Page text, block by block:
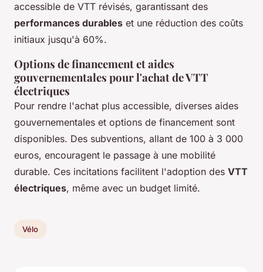
accessible de VTT révisés, garantissant des
performances durables et une réduction des coûts
initiaux jusqu'à 60%.
Options de financement et aides
gouvernementales pour l'achat de VTT
électriques
Pour rendre l'achat plus accessible, diverses aides
gouvernementales et options de financement sont
disponibles. Des subventions, allant de 100 à 3 000
euros, encouragent le passage à une mobilité
durable. Ces incitations facilitent l'adoption des VTT
électriques, même avec un budget limité.
Vélo